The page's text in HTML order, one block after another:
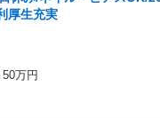
厚生充実
万円